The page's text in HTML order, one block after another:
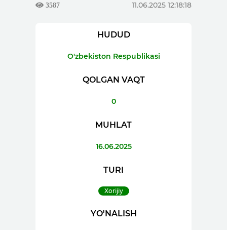
3587 11.06.2025 12:18:18
HUDUD
O'zbekiston Respublikasi
QOLGAN VAQT
0
MUHLAT
16.06.2025
TURI
Xorijiy
YO'NALISH